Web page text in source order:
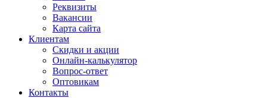
Реквизиты
Вакансии
Карта сайта
Клиентам
Скидки и акции
Онлайн-калькулятор
Вопрос-ответ
Оптовикам
Контакты